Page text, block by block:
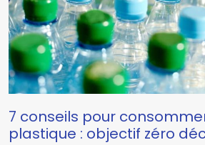
7 conseils pour
plastique : objectif zéro